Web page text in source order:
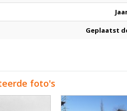
Geplaatst
foto's